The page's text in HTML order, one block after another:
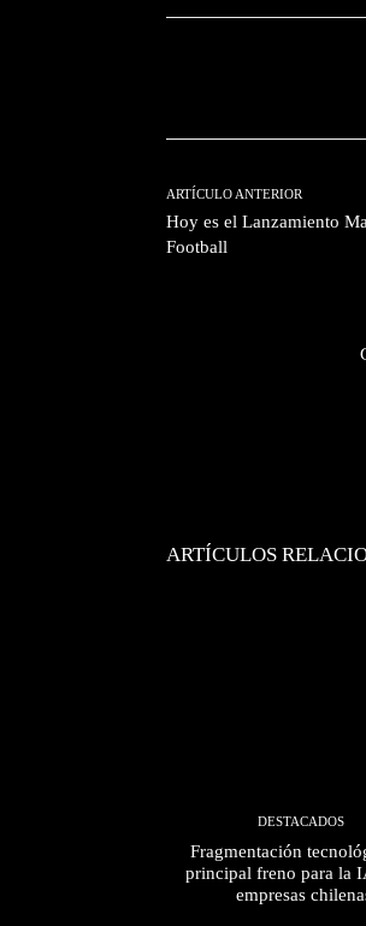
ARTÍCULO ANTERIOR
Hoy es el Lanzamiento
Football
ARTÍCULOS
DESTACADOS
Fragmentación
principal freno para la
empresas